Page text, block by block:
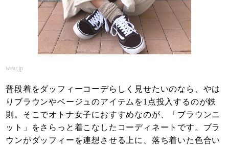
wear.jp
普段着をダッフィーコーデらしく見せたいのなら、やは
りブラウンやベージュのアイテムを1点投入するのが鉄
則。そこでオトナ女子におすすめなのが、「ブラウンニ
ット」をさらっと着こなしたコーディネートです。ブラ
ウンがダッフィーを連想させる上に、落ち着いた色合い